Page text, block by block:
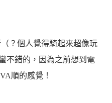
？個人覺得騎起來超像玩
不錯的，因為之前想到電
順的感覺！